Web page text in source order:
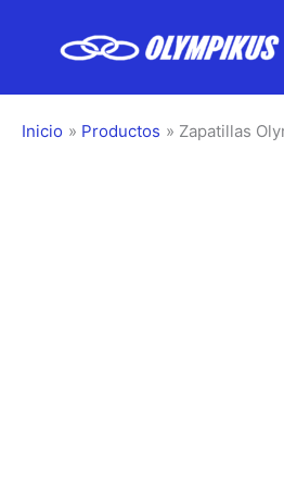
contenido
Inicio Productos Zapatillas